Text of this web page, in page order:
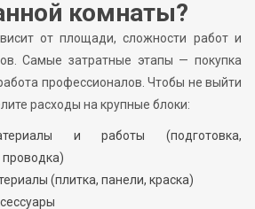
комнаты?
от площади, сложности работ и
Самые затратные этапы — покупка
профессионалов. Чтобы не выйти
расходы на крупные блоки:
и работы (подготовка,
(плитка, панели, краска)